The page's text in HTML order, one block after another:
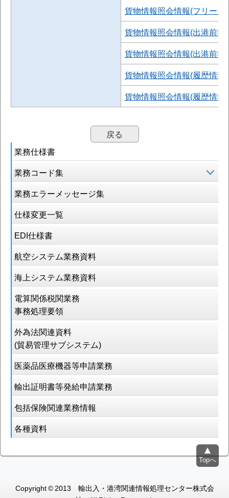
業務仕様書
業務コード集
業務エラーメッセージ集
仕様変更一覧
EDI仕様書
航空システム業務資料
海上システム業務資料
電算関係税関業務
事務処理要領
外為法関連資料
(貿易管理サブシステム)
医薬品医療機器等申請業務
輸出証明書等発給申請業務
包括保険関連業務情報
各種資料
貨物情報照会情報(フリータ
貨物情報照会情報(出港前報
貨物情報照会情報(出港前報
貨物情報照会情報(履歴情報)
貨物情報照会情報(履歴情報
戻る
Copyright © 2013 輸出入・港湾関連情報処理センター株式会
Topへ